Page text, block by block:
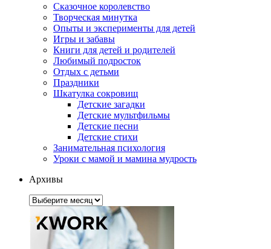
Сказочное королевство
Творческая минутка
Опыты и эксперименты для детей
Игры и забавы
Книги для детей и родителей
Любимый подросток
Отдых с детьми
Праздники
Шкатулка сокровищ
Детские загадки
Детские мультфильмы
Детские песни
Детские стихи
Занимательная психология
Уроки с мамой и мамина мудрость
Архивы
Архивы